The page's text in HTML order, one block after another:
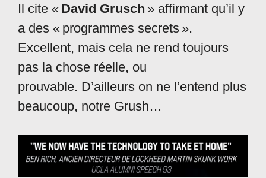
Il cite « David Grusch » affirmant qu’il y
a des « programmes secrets ».
Excellent, mais cela ne rend toujours
pas la chose réelle, ou
prouvable. D’ailleurs on ne l’entend plus
beaucoup, notre Grush…